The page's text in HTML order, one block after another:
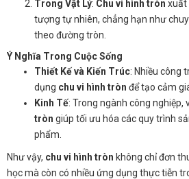
Trong Vật Lý: Chu vi hình tròn xuất
tượng tự nhiên, chẳng hạn như
theo đường tròn.
Ý Nghĩa Trong Cuộc Sống
Thiết Kế và Kiến Trúc: Nhiều công
dụng chu vi hình tròn để tạo cảm
Kinh Tế: Trong ngành công nghiệp,
tròn giúp tối ưu hóa các quy trình
phẩm.
Như vậy, chu vi hình tròn không chỉ đơn
học mà còn có nhiều ứng dụng thực tiễn